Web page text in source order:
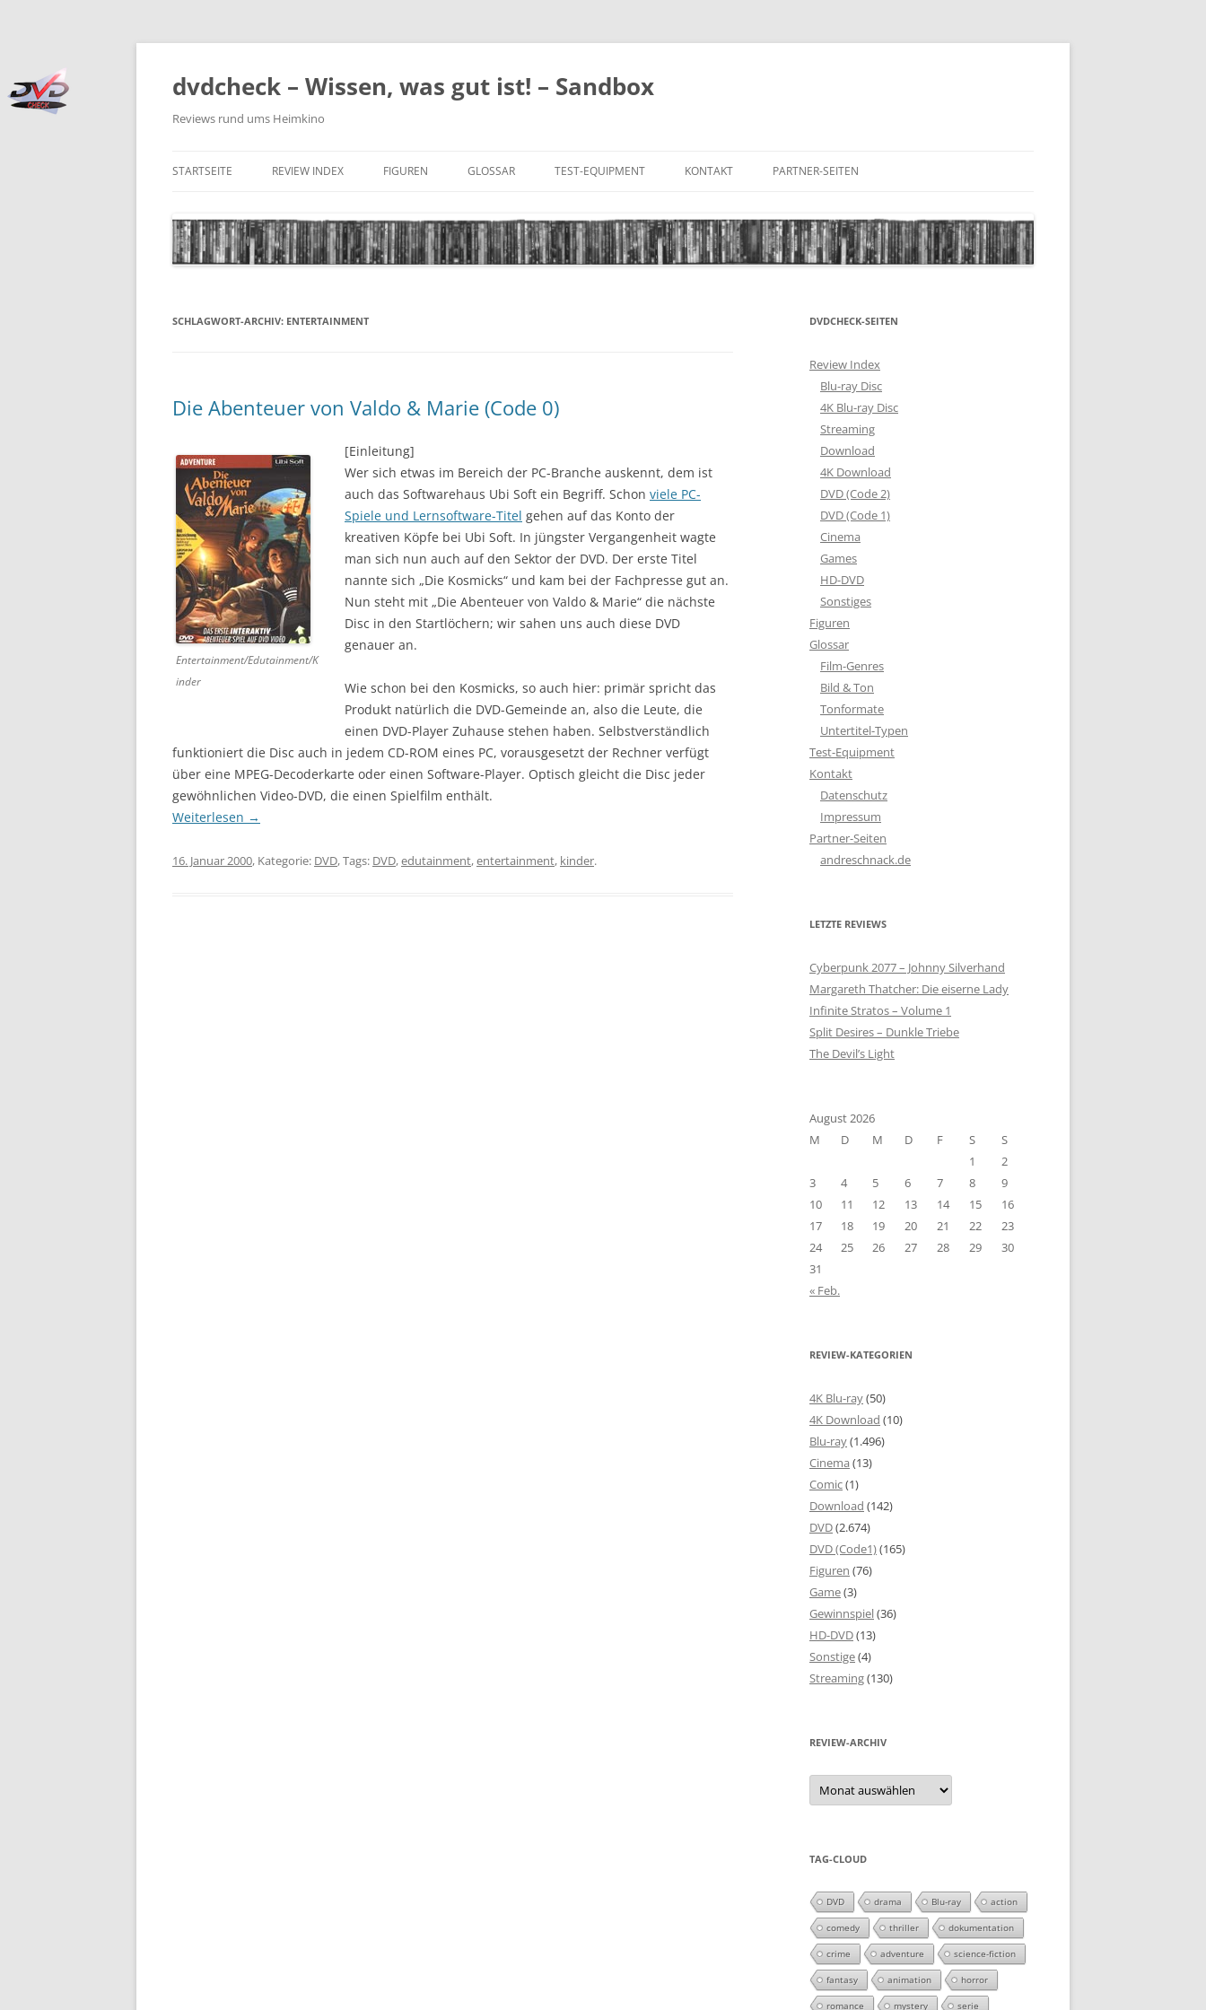
Zum
springen
dvdcheck – Wissen, was gut ist! – Sandbox
Reviews rund ums Heimkino
STARTSEITE REVIEW INDEX
4K BLU-RAY DISC
DOWNLOAD
CINEMA
GAMES
HD-DVD
SONSTIGES
FIGUREN GLOSSAR
BILD & TON
TEST-EQUIPMENT KONTAKT
IMPRESSUM
PARTNER-SEITEN
SCHLAGWORT-ARCHIV: ENTERTAINMENT
Die Abenteuer von Valdo & Marie (Code 0)
Entertainment/Edutainment/K
inder
[Einleitung]
Wer sich etwas im Bereich der PC-Branche auskennt, dem ist
auch das Softwarehaus Ubi Soft ein Begriff. Schon viele PC-
Spiele und Lernsoftware-Titel gehen auf das Konto der
kreativen Köpfe bei Ubi Soft. In jüngster Vergangenheit wagte
man sich nun auch auf den Sektor der DVD. Der erste Titel
nannte sich „Die Kosmicks“ und kam bei der Fachpresse gut an.
Nun steht mit „Die Abenteuer von Valdo & Marie“ die nächste
Disc in den Startlöchern; wir sahen uns auch diese DVD
genauer an.
Wie schon bei den Kosmicks, so auch hier: primär spricht das
Produkt natürlich die DVD-Gemeinde an, also die Leute, die
einen DVD-Player Zuhause stehen haben. Selbstverständlich
funktioniert die Disc auch in jedem CD-ROM eines PC, vorausgesetzt der Rechner verfügt
über eine MPEG-Decoderkarte oder einen Software-Player. Optisch gleicht die Disc jeder
gewöhnlichen Video-DVD, die einen Spielfilm enthält.
Weiterlesen →
16. Januar 2000, Kategorie: DVD, Tags: DVD,edutainment,entertainment, kinder.
DVDCHECK-SEITEN
Review Index
Blu-ray Disc
4K Blu-ray Disc
Streaming
Download
4K Download
DVD (Code 2)
DVD (Code 1)
Cinema
Games
HD-DVD
Sonstiges
Figuren
Glossar
Film-Genres
Bild & Ton
Tonformate
Untertitel-Typen
Test-Equipment
Kontakt
Datenschutz
Impressum
Partner-Seiten
andreschnack.de
LETZTE REVIEWS
Cyberpunk 2077 – Johnny Silverhand
Margareth Thatcher: Die eiserne Lady
Infinite Stratos – Volume 1
Split Desires – Dunkle Triebe
The Devil’s Light
August 2026
M
D M D F S
S
1
2
3
4 5 6 7 8
9
10
11 12 13 14 15
16
17
18 19 20 21 22
23
24
25 26 27 28 29
30
31
« Feb.
REVIEW-KATEGORIEN
4K Blu-ray(50)
4K Download (10)
Blu-ray(1.496)
Cinema (13)
Comic(1)
Download (142)
DVD(2.674)
DVD (Code1)(165)
Figuren (76)
Game(3)
Gewinnspiel(36)
HD-DVD(13)
Sonstige(4)
Streaming(130)
REVIEW-ARCHIV
Review-
Archiv
TAG-CLOUD
DVD drama Blu-ray action
comedy thriller dokumentation
crime adventure science-fiction
fantasy animation horror
romance mystery serie